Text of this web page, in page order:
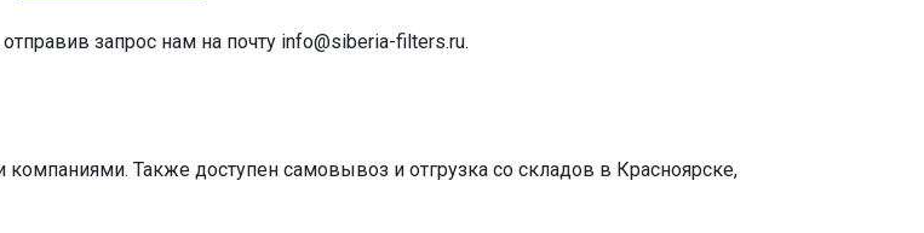
запрос нам на почту info@siberia-filters.ru.
Также доступен самовывоз и отгрузка со складов в Красноярске,